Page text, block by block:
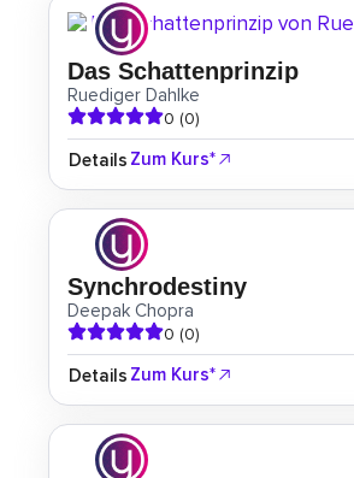
Das Schattenprinzip
Ruediger Dahlke
0 (0)
Details Zum Kurs*
Synchrodestiny
Deepak Chopra
0 (0)
Details Zum Kurs*